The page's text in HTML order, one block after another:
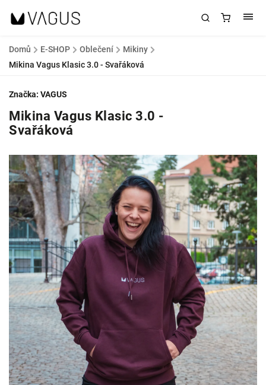
Domů / E-SHOP / Oblečení / Mikiny /
Mikina Vagus Klasic 3.0 - Svařáková
Mikina Vagus Klasic 3.0 -
Svařáková
Značka: VAGUS